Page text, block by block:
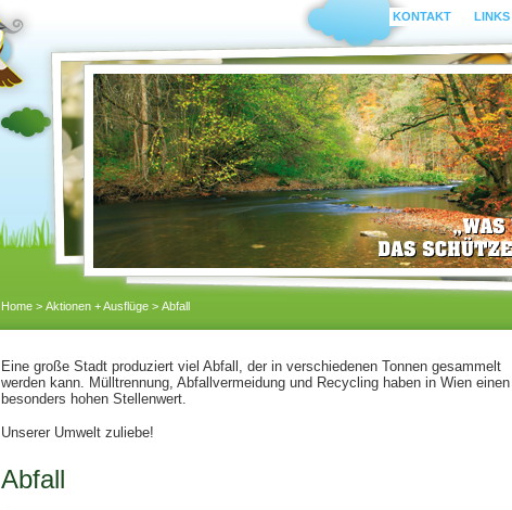
Home > Aktionen + Ausflüge > Abfall
Eine große Stadt produziert viel Abfall, der in verschiedenen Tonnen gesammelt
werden kann. Mülltrennung, Abfallvermeidung und Recycling haben in Wien einen
besonders hohen Stellenwert.
Unserer Umwelt zuliebe!
Abfall
KONTAKT LINKS